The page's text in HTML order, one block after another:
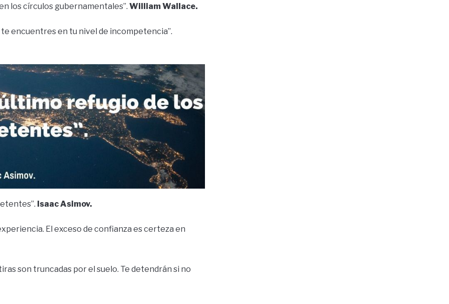
los círculos gubernamentales”. William Wallace.
encuentres en tu nivel de incompetencia”.
Isaac Asimov.
El exceso de confianza es certeza en
son truncadas por el suelo. Te detendrán si no